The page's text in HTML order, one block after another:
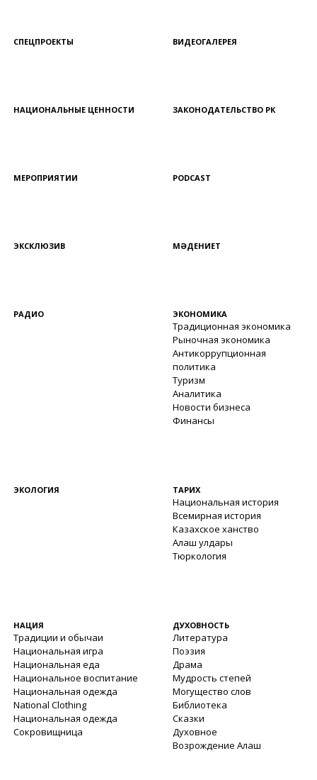
СПЕЦПРОЕКТЫ ВИДЕОГАЛЕРЕЯ
НАЦИОНАЛЬНЫЕ ЦЕННОСТИ ЗАКОНОДАТЕЛЬСТВО РК
МЕРОПРИЯТИИ PODCAST
ЭКСКЛЮЗИВ МӘДЕНИЕТ
РАДИО ЭКОНОМИКА
Традиционная экономика
Рыночная экономика
Антикоррупционная
политика
Туризм
Аналитика
Новости бизнеса
Финансы
ЭКОЛОГИЯ ТАРИХ
Национальная история
Всемирная история
Казахское ханство
Алаш улдары
Тюркология
НАЦИЯ
Традиции и обычаи
Национальная игра
Национальная еда
Национальное воспитание
Национальная одежда
National Clothing
Национальная одежда
Сокровищница
ДУХОВНОСТЬ
Литература
Поэзия
Драма
Мудрость степей
Могущество слов
Библиотека
Сказки
Духовное
Возрождение Алаш